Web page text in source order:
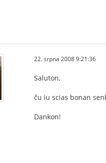
22. srpna 2008 9:21:36
Saluton,
ĉu iu scias bonan
Dankon!